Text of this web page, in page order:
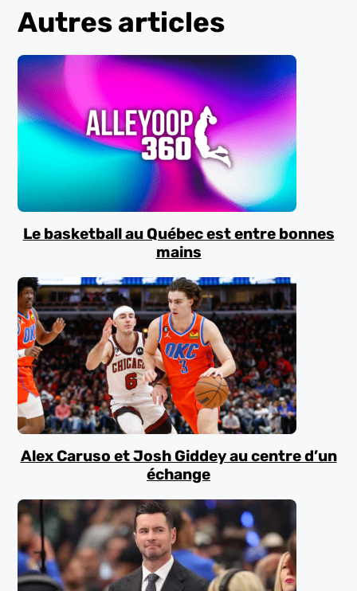
Autres articles
Le basketball au Québec est entre bonnes
mains
Alex Caruso et Josh Giddey au centre d’un
échange